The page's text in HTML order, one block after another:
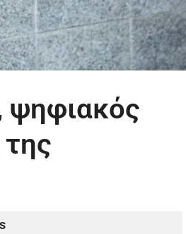
ψηφιακός